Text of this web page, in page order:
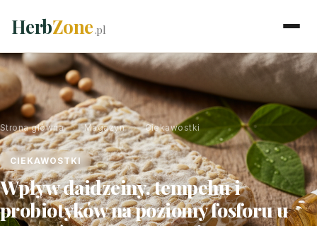
HerbZone.pl
Strona główna › Magazyn › Ciekawostki
CIEKAWOSTKI
Wpływ daidzeiny, tempehu i
probiotyków na poziomy fosforu u